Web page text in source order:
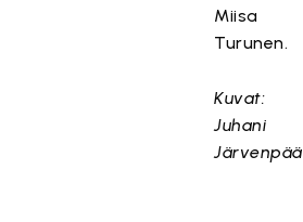
Miisa
Turunen.
Kuvat:
Juhani
Järvenpää